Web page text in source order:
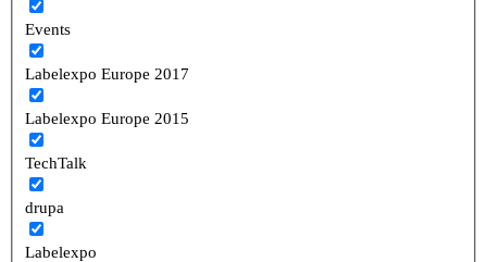
Events
Labelexpo Europe 2017
Labelexpo Europe 2015
TechTalk
drupa
Labelexpo